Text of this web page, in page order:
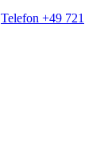
Telefon +49 721